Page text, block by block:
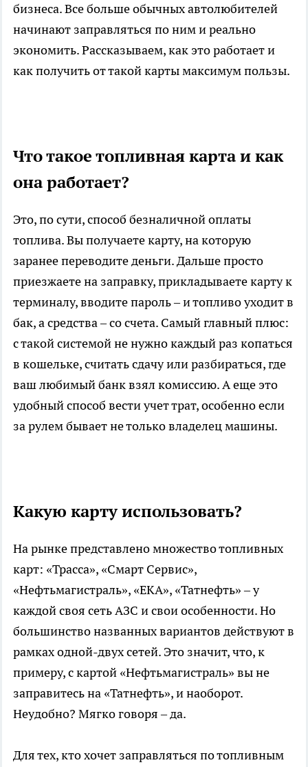
бизнеса. Все больше обычных автолюбителей
начинают заправляться по ним и реально
экономить. Рассказываем, как это работает и
как получить от такой карты максимум пользы.
Что такое топливная карта и как
она работает?
Это, по сути, способ безналичной оплаты
топлива. Вы получаете карту, на которую
заранее переводите деньги. Дальше просто
приезжаете на заправку, прикладываете карту к
терминалу, вводите пароль – и топливо уходит в
бак, а средства – со счета. Самый главный плюс:
с такой системой не нужно каждый раз копаться
в кошельке, считать сдачу или разбираться, где
ваш любимый банк взял комиссию. А еще это
удобный способ вести учет трат, особенно если
за рулем бывает не только владелец машины.
Какую карту использовать?
На рынке представлено множество топливных
карт: «Трасса», «Смарт Сервис»,
«Нефтьмагистраль», «ЕКА», «Татнефть» – у
каждой своя сеть АЗС и свои особенности. Но
большинство названных вариантов действуют в
рамках одной-двух сетей. Это значит, что, к
примеру, с картой «Нефтьмагистраль» вы не
заправитесь на «Татнефть», и наоборот.
Неудобно? Мягко говоря – да.
Для тех, кто хочет заправляться по топливным